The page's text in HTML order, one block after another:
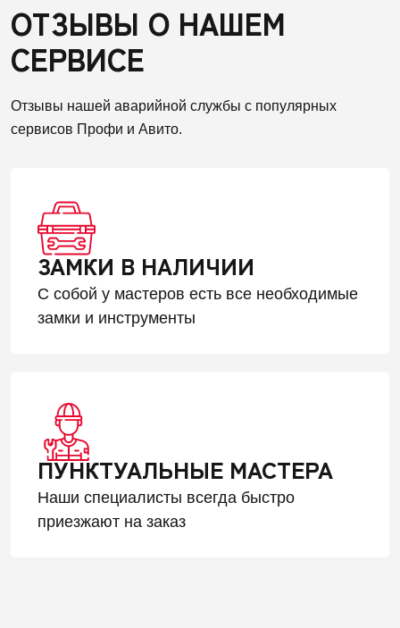
ОТЗЫВЫ О НАШЕМ
СЕРВИСЕ
Отзывы нашей аварийной службы с популярных
сервисов Профи и Авито.
ЗАМКИ В НАЛИЧИИ
С собой у мастеров есть все необходимые
замки и инструменты
ПУНКТУАЛЬНЫЕ МАСТЕРА
Наши специалисты всегда быстро
приезжают на заказ